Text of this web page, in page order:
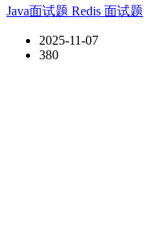
Java面试题 Redis 面试题
2025-11-07
380